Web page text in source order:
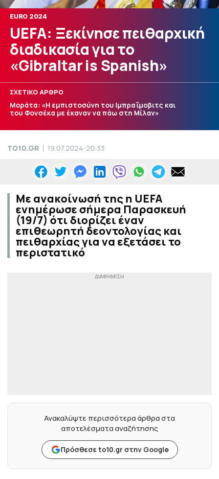
EURO 2024
UEFA: Ξεκίνησε πειθαρχική
διαδικασία για το
«Gibraltar is Spanish»
ΣΧΕΤΙΚΟ ΑΡΘΡΟ
Μοράτα: «Η εμπιστοσύνη του Ιμπραΐμοβιτς και
του Φονσέκα με έκαναν να πάω στη Μίλαν»
TO10.GR 19.07.2024-20:33
Με ανακοίνωσή της η UEFA
ενημέρωσε σήμερα Παρασκευή
(19/7) ότι διορίζει έναν
επιθεωρητή δεοντολογίας και
πειθαρχίας για να εξετάσει το
περιστατικό
Ανακαλύψτε περισσότερα άρθρα στα
αποτελέσματα αναζήτησης
Πρόσθεσε to10.gr στην Google